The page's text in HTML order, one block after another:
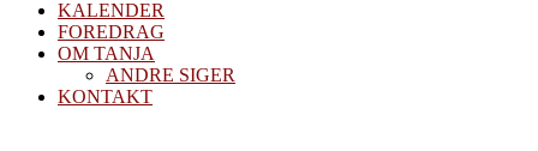
KALENDER
FOREDRAG
OM TANJA
ANDRE SIGER
KONTAKT